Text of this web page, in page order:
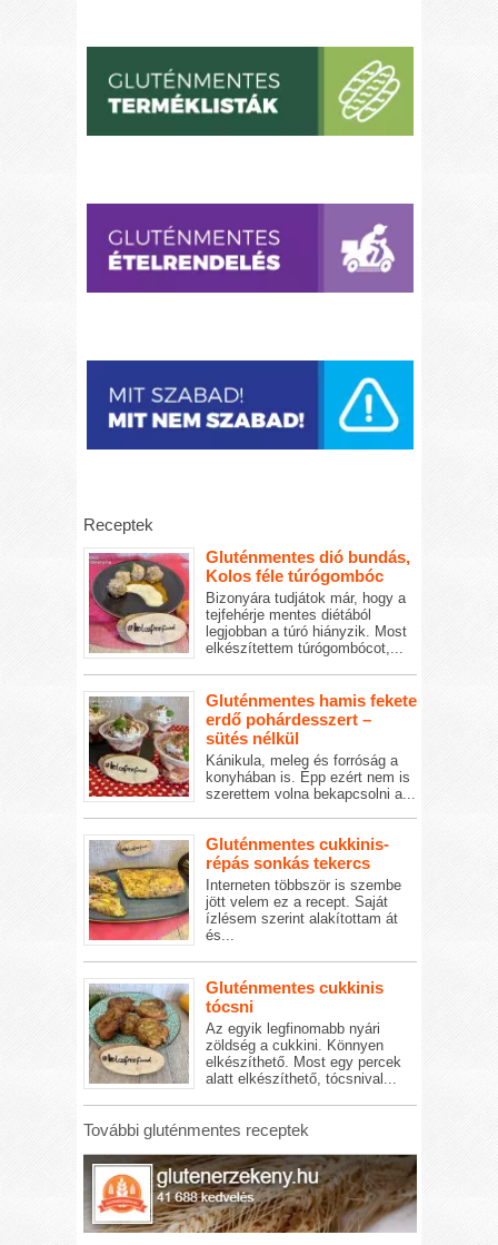
Receptek
Gluténmentes dió bundás,
Kolos féle túrógombóc
Bizonyára tudjátok már, hogy a
tejfehérje mentes diétából
legjobban a túró hiányzik. Most
elkészítettem túrógombócot,...
Gluténmentes hamis fekete
erdő pohárdesszert –
sütés nélkül
Kánikula, meleg és forróság a
konyhában is. Épp ezért nem is
szerettem volna bekapcsolni a...
Gluténmentes cukkinis-
répás sonkás tekercs
Interneten többször is szembe
jött velem ez a recept. Saját
ízlésem szerint alakítottam át
és...
Gluténmentes cukkinis
tócsni
Az egyik legfinomabb nyári
zöldség a cukkini. Könnyen
elkészíthető. Most egy percek
alatt elkészíthető, tócsnival...
További gluténmentes receptek